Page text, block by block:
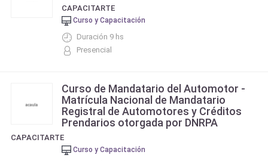
CAPACITARTE
Curso y Capacitación
Duración 9 hs
Presencial
Curso de Mandatario del Automotor -
Matrícula Nacional de Mandatario
Registral de Automotores y Créditos
Prendarios otorgada por DNRPA
CAPACITARTE
Curso y Capacitación